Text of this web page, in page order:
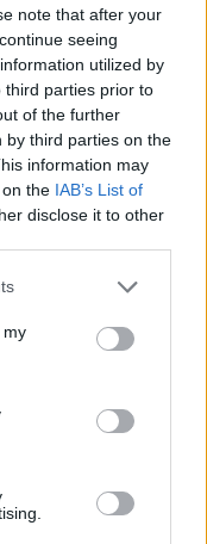
note that after your
seeing
utilized by
third parties prior to
of the further
by third parties on the
information may
the IAB’s List of
disclose it to other
my
χαμηλής
βγουν στον
ότι θα είναι
και
του φορέα
ακινήτων – Τι
ακίνητα μέσω
πώλησης
και όχι